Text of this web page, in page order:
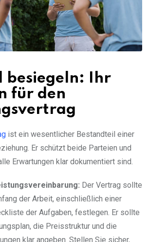
besiegeln: Ihr
für den
ist ein wesentlicher Bestandteil einer
Er schützt beide Parteien und
Erwartungen klar dokumentiert sind.
Der Vertrag sollte
der Arbeit, einschließlich einer
der Aufgaben, festlegen. Er sollte
die Preisstruktur und die
klar angeben. Stellen Sie sicher,